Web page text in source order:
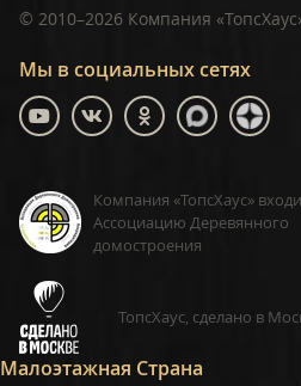
Мы в социальных сетях
Компания «ТопсХаус»
Ассоциацию Деревянного
домостроения
ТопсХаус, сделано в
Малоэтажная Страна
© 2010–2026 Компания